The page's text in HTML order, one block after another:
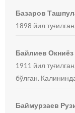
Базаров
1898 йил
Байлиев Окниёз
1911 йил
бўлган.
Баймурзаев